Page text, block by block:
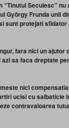
Secuiesc” nu
György Frunda unii
sunt protejati
fara nici un ajutor
sa faca dreptate
nici
ucisi cu salbaticie
contravaloarea